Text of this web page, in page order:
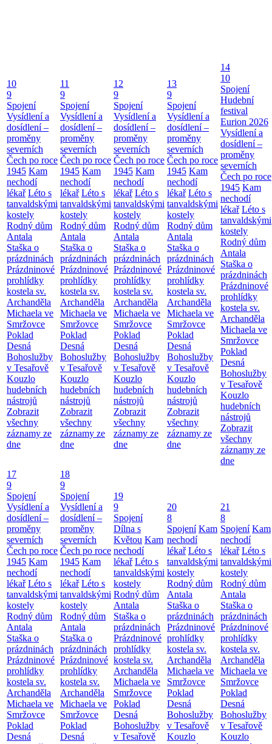
10
9
Spojení
Vysídlení a
dosídlení –
proměny
severních
Čech po roce
1945 Kam
nechodí
lékař Léto s
tanvaldskými
kostely
Rodný dům
Antala
Staška o
prázdninách
Prázdninové
prohlídky
kostela sv.
Archanděla
Michaela ve
Smržovce
Poklad
Desná
Bohoslužby
v Tesařově
Kouzlo
hudebních
nástrojů
Zobrazit
všechny
záznamy ze
dne
11
9
Spojení
Vysídlení a
dosídlení –
proměny
severních
Čech po roce
1945 Kam
nechodí
lékař Léto s
tanvaldskými
kostely
Rodný dům
Antala
Staška o
prázdninách
Prázdninové
prohlídky
kostela sv.
Archanděla
Michaela ve
Smržovce
Poklad
Desná
Bohoslužby
v Tesařově
Kouzlo
hudebních
nástrojů
Zobrazit
všechny
záznamy ze
dne
12
9
Spojení
Vysídlení a
dosídlení –
proměny
severních
Čech po roce
1945 Kam
nechodí
lékař Léto s
tanvaldskými
kostely
Rodný dům
Antala
Staška o
prázdninách
Prázdninové
prohlídky
kostela sv.
Archanděla
Michaela ve
Smržovce
Poklad
Desná
Bohoslužby
v Tesařově
Kouzlo
hudebních
nástrojů
Zobrazit
všechny
záznamy ze
dne
13
9
Spojení
Vysídlení a
dosídlení –
proměny
severních
Čech po roce
1945 Kam
nechodí
lékař Léto s
tanvaldskými
kostely
Rodný dům
Antala
Staška o
prázdninách
Prázdninové
prohlídky
kostela sv.
Archanděla
Michaela ve
Smržovce
Poklad
Desná
Bohoslužby
v Tesařově
Kouzlo
hudebních
nástrojů
Zobrazit
všechny
záznamy ze
dne
14
10
Spojení
Hudební
festival
Eurion 2026
Vysídlení a
dosídlení –
proměny
severních
Čech po roce
1945 Kam
nechodí
lékař Léto s
tanvaldskými
kostely
Rodný dům
Antala
Staška o
prázdninách
Prázdninové
prohlídky
kostela sv.
Archanděla
Michaela ve
Smržovce
Poklad
Desná
Bohoslužby
v Tesařově
Kouzlo
hudebních
nástrojů
Zobrazit
všechny
záznamy ze
dne
17
9
Spojení
Vysídlení a
dosídlení –
proměny
severních
Čech po roce
1945 Kam
nechodí
lékař Léto s
tanvaldskými
kostely
Rodný dům
Antala
Staška o
prázdninách
Prázdninové
prohlídky
kostela sv.
Archanděla
Michaela ve
Smržovce
Poklad
Desná
18
9
Spojení
Vysídlení a
dosídlení –
proměny
severních
Čech po roce
1945 Kam
nechodí
lékař Léto s
tanvaldskými
kostely
Rodný dům
Antala
Staška o
prázdninách
Prázdninové
prohlídky
kostela sv.
Archanděla
Michaela ve
Smržovce
Poklad
Desná
19
9
Spojení
Dílna s
Květou Kam
nechodí
lékař Léto s
tanvaldskými
kostely
Rodný dům
Antala
Staška o
prázdninách
Prázdninové
prohlídky
kostela sv.
Archanděla
Michaela ve
Smržovce
Poklad
Desná
Bohoslužby
v Tesařově
20
8
Spojení Kam
nechodí
lékař Léto s
tanvaldskými
kostely
Rodný dům
Antala
Staška o
prázdninách
Prázdninové
prohlídky
kostela sv.
Archanděla
Michaela ve
Smržovce
Poklad
Desná
Bohoslužby
v Tesařově
Kouzlo
21
8
Spojení Kam
nechodí
lékař Léto s
tanvaldskými
kostely
Rodný dům
Antala
Staška o
prázdninách
Prázdninové
prohlídky
kostela sv.
Archanděla
Michaela ve
Smržovce
Poklad
Desná
Bohoslužby
v Tesařově
Kouzlo